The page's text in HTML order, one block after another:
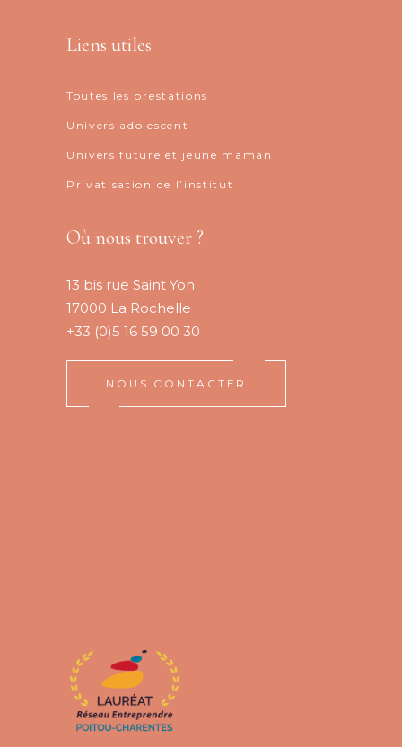
Liens utiles
Toutes les prestations
Univers adolescent
Univers future et jeune maman
Privatisation de l’institut
Où nous trouver ?
13 bis rue Saint Yon
17000 La Rochelle
+33 (0)5 16 59 00 30
NOUS CONTACTER